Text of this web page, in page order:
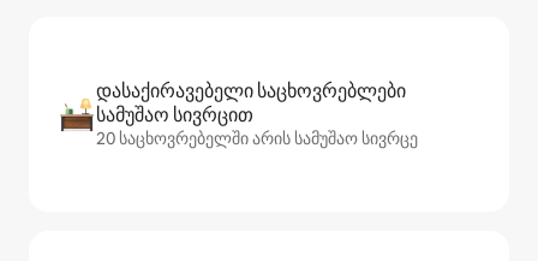
დასაქირავებელი საცხოვრებლები
სამუშაო სივრცით
20 საცხოვრებელში არის სამუშაო სივრცე